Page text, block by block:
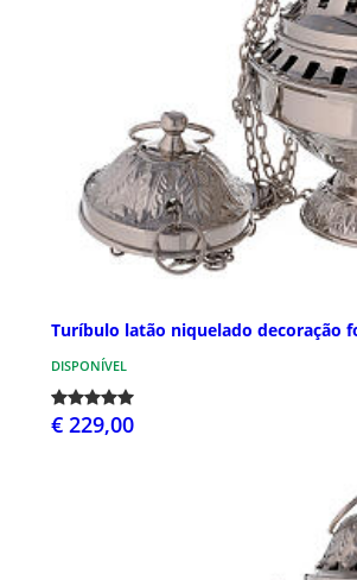
Turíbulo latão niquelado decoração
DISPONÍVEL
€ 229,00